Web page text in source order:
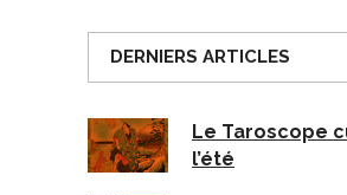
DERNIERS ARTICLES
Le Taroscope
l’été